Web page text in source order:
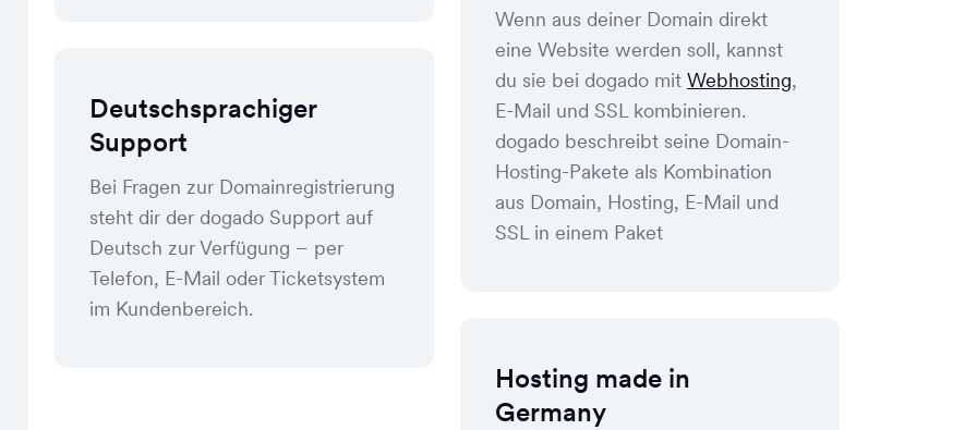
Deutschsprachiger
Support
Bei Fragen zur Domainregistrierung
steht dir der dogado Support auf
Deutsch zur Verfügung – per
Telefon, E-Mail oder Ticketsystem
im Kundenbereich.
Wenn aus deiner Domain direkt
eine Website werden soll, kannst
du sie bei dogado mit Webhosting,
E-Mail und SSL kombinieren.
dogado beschreibt seine Domain-
Hosting-Pakete als Kombination
aus Domain, Hosting, E-Mail und
SSL in einem Paket
Hosting made in
Germany